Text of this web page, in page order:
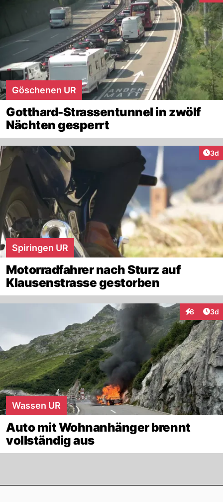
Göschenen UR
Gotthard-Strassentunnel in zwölf
Nächten gesperrt
3d
Spiringen UR
Motorradfahrer nach Sturz auf
Klausenstrasse gestorben
8 3d
Wassen UR
Auto mit Wohnanhänger brennt
vollständig aus